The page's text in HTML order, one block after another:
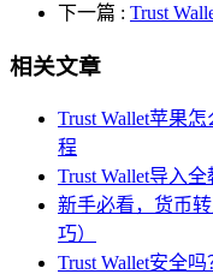
下一篇 : Trust
相关文章
Trust Wallet苹果
程
Trust Wallet导入
新手必看，货币
巧）
Trust Wallet安全